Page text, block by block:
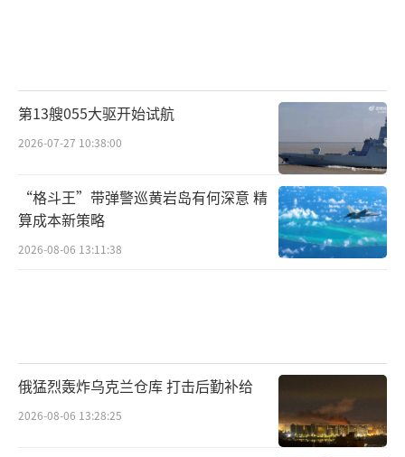
第13艘055大驱开始试航
2026-07-27 10:38:00
“格斗王”带弹警巡黄岩岛有何深意 精
算成本新策略
2026-08-06 13:11:38
俄猛烈轰炸乌克兰仓库 打击后勤补给
2026-08-06 13:28:25